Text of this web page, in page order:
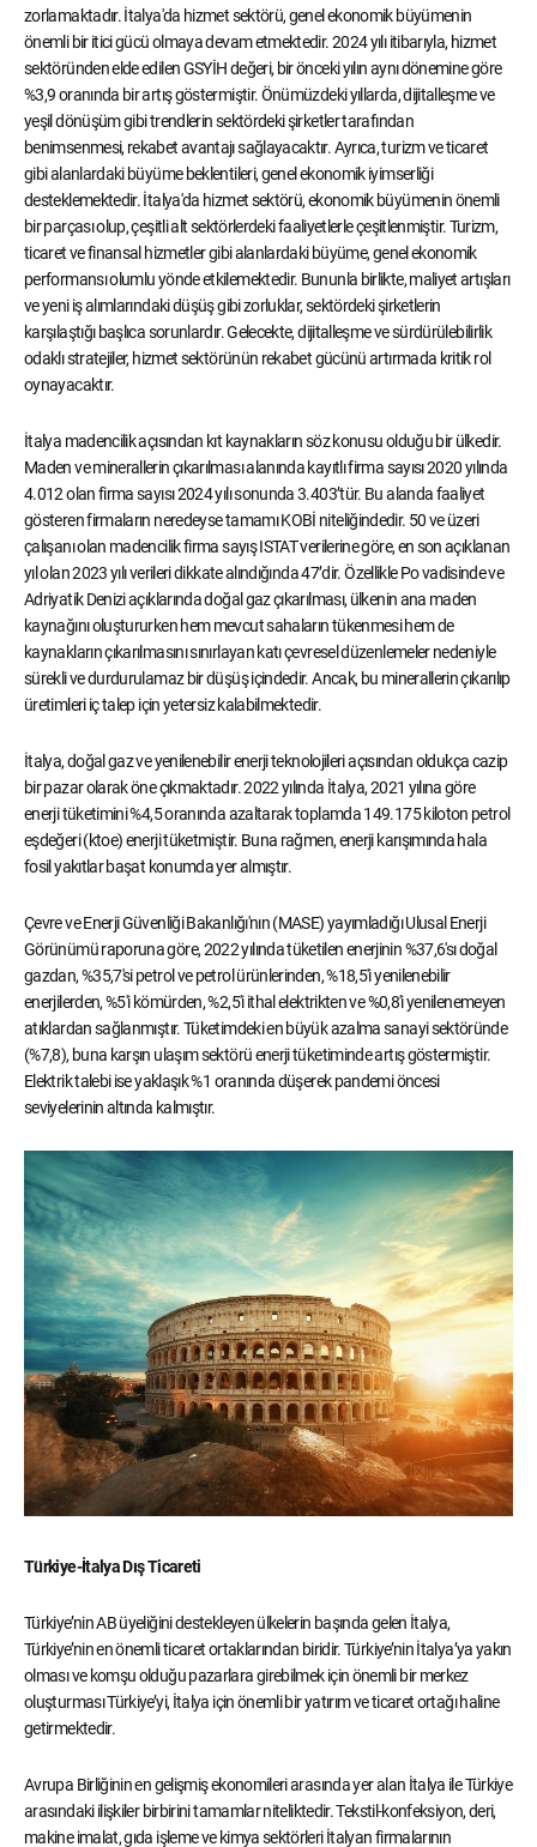
zorlamaktadır. İtalya'da hizmet sektörü, genel ekonomik büyümenin
önemli bir itici gücü olmaya devam etmektedir. 2024 yılı itibarıyla, hizmet
sektöründen elde edilen GSYİH değeri, bir önceki yılın aynı dönemine göre
%3,9 oranında bir artış göstermiştir. Önümüzdeki yıllarda, dijitalleşme ve
yeşil dönüşüm gibi trendlerin sektördeki şirketler tarafından
benimsenmesi, rekabet avantajı sağlayacaktır. Ayrıca, turizm ve ticaret
gibi alanlardaki büyüme beklentileri, genel ekonomik iyimserliği
desteklemektedir. İtalya'da hizmet sektörü, ekonomik büyümenin önemli
bir parçası olup, çeşitli alt sektörlerdeki faaliyetlerle çeşitlenmiştir. Turizm,
ticaret ve finansal hizmetler gibi alanlardaki büyüme, genel ekonomik
performansı olumlu yönde etkilemektedir. Bununla birlikte, maliyet artışları
ve yeni iş alımlarındaki düşüş gibi zorluklar, sektördeki şirketlerin
karşılaştığı başlıca sorunlardır. Gelecekte, dijitalleşme ve sürdürülebilirlik
odaklı stratejiler, hizmet sektörünün rekabet gücünü artırmada kritik rol
oynayacaktır.
İtalya madencilik açısından kıt kaynakların söz konusu olduğu bir ülkedir.
Maden ve minerallerin çıkarılması alanında kayıtlı firma sayısı 2020 yılında
4.012 olan firma sayısı 2024 yılı sonunda 3.403’tür. Bu alanda faaliyet
gösteren firmaların neredeyse tamamı KOBİ niteliğindedir. 50 ve üzeri
çalışanı olan madencilik firma sayış ISTAT verilerine göre, en son açıklanan
yıl olan 2023 yılı verileri dikkate alındığında 47’dir. Özellikle Po vadisinde ve
Adriyatik Denizi açıklarında doğal gaz çıkarılması, ülkenin ana maden
kaynağını oluştururken hem mevcut sahaların tükenmesi hem de
kaynakların çıkarılmasını sınırlayan katı çevresel düzenlemeler nedeniyle
sürekli ve durdurulamaz bir düşüş içindedir. Ancak, bu minerallerin çıkarılıp
üretimleri iç talep için yetersiz kalabilmektedir.
İtalya, doğal gaz ve yenilenebilir enerji teknolojileri açısından oldukça cazip
bir pazar olarak öne çıkmaktadır. 2022 yılında İtalya, 2021 yılına göre
enerji tüketimini %4,5 oranında azaltarak toplamda 149.175 kiloton petrol
eşdeğeri (ktoe) enerji tüketmiştir. Buna rağmen, enerji karışımında hala
fosil yakıtlar başat konumda yer almıştır.
Çevre ve Enerji Güvenliği Bakanlığı'nın (MASE) yayımladığı Ulusal Enerji
Görünümü raporuna göre, 2022 yılında tüketilen enerjinin %37,6'sı doğal
gazdan, %35,7'si petrol ve petrol ürünlerinden, %18,5'i yenilenebilir
enerjilerden, %5'i kömürden, %2,5'i ithal elektrikten ve %0,8'i yenilenemeyen
atıklardan sağlanmıştır. Tüketimdeki en büyük azalma sanayi sektöründe
(%7,8), buna karşın ulaşım sektörü enerji tüketiminde artış göstermiştir.
Elektrik talebi ise yaklaşık %1 oranında düşerek pandemi öncesi
seviyelerinin altında kalmıştır.
Türkiye-İtalya Dış Ticareti
Türkiye’nin AB üyeliğini destekleyen ülkelerin başında gelen İtalya,
Türkiye’nin en önemli ticaret ortaklarından biridir. Türkiye’nin İtalya’ya yakın
olması ve komşu olduğu pazarlara girebilmek için önemli bir merkez
oluşturması Türkiye’yi, İtalya için önemli bir yatırım ve ticaret ortağı haline
getirmektedir.
Avrupa Birliğinin en gelişmiş ekonomileri arasında yer alan İtalya ile Türkiye
arasındaki ilişkiler birbirini tamamlar niteliktedir. Tekstil-konfeksiyon, deri,
makine imalat, gıda işleme ve kimya sektörleri İtalyan firmalarının